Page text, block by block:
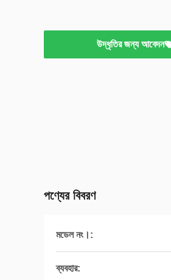
উদ্ধৃতির জন্য আবেদন
পণ্যের বিবরণ
মডেল নং।:
ব্যবহার: